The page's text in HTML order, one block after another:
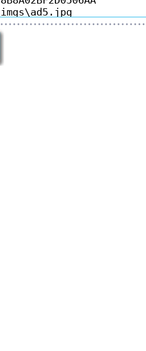
• • • • • • • • • • • • • • • • • • • • • • • • • • • • • • • • •